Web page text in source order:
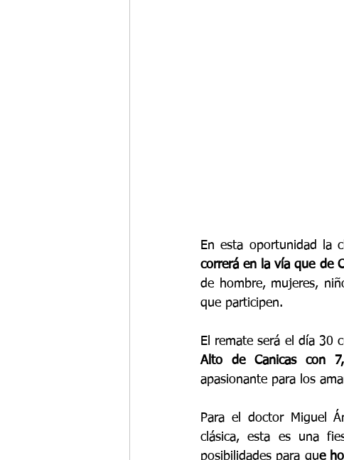
En esta oportunidad la
correrá en la vía que de
de hombre, mujeres,
que participen.
El remate será el día 30
Alto de Canicas con
apasionante para los
Para el doctor Miguel
clásica, esta es una
posibilidades para que